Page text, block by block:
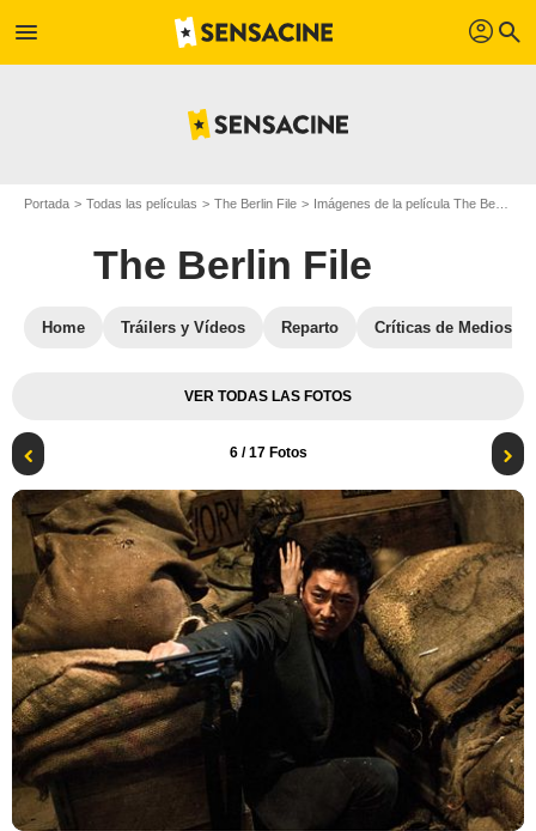
menu profil search
Portada Todas las películas The Berlin File Imágenes de la película The Berlin File
The Berlin File
Home Tráilers y Vídeos Reparto Críticas de Medios
VER TODAS LAS FOTOS
6/ 17 Fotos